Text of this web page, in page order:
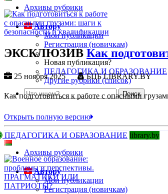
Архивы рубрики
Автору
Мои публикации
Регистрация (новичкам)
Новая публикация?
ПЕДАГОГИКА И ОБРАЗОВАНИЕ
Другие рубрики (список)
ЭКСКЛЮЗИВ Как
25 ноября 2025 БЦБ LIBRARY.BY
Как подготовиться к работе с опасными
Открыть полную версию
ПЕДАГОГИКА И ОБРАЗОВАНИЕ library.by
Архивы рубрики
Автору
Мои публикации
Регистрация (новичкам)